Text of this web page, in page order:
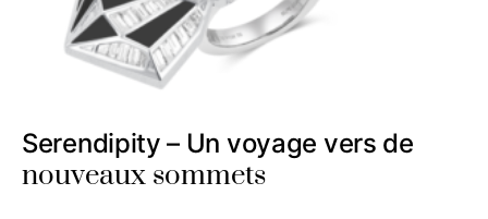
Serendipity – Un voyage vers de
nouveaux sommets